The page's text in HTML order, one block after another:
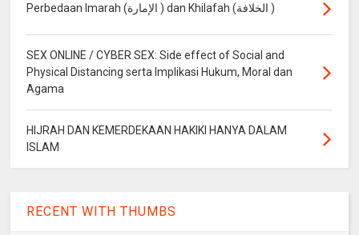
Perbedaan Imarah (الإمارة ) dan Khilafah (الخلافة )
SEX ONLINE / CYBER SEX: Side effect of Social and
Physical Distancing serta Implikasi Hukum, Moral dan
Agama
HIJRAH DAN KEMERDEKAAN HAKIKI HANYA DALAM
ISLAM
RECENT WITH THUMBS